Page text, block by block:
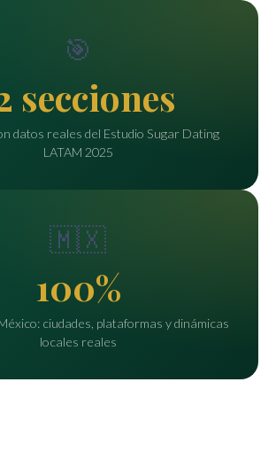
🎯
secciones
datos reales del Estudio Sugar Dating
LATAM 2025
🇲🇽
100%
ciudades, plataformas y dinámicas
locales reales